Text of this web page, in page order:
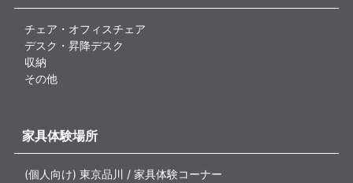
チェア・オフィスチェア
デスク・昇降デスク
収納
その他
家具体験場所
(個人向け) 東京品川 / 家具体験コーナー